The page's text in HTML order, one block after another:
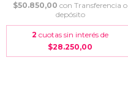
$50.850,00 con Transferencia o
depósito
2 cuotas sin interés de
$28.250,00